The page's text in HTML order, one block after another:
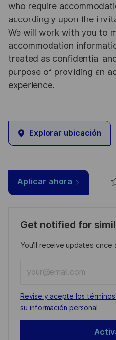
who require
accordingly upon the
We will work with you to
accommodation
treated as confidential
purpose of providing an
experience.
Explorar ubicación
Aplicar ahora
Get notified for
You'll receive updates once
Email
address
(Required)
Required
Revise y acepte los
su información personal